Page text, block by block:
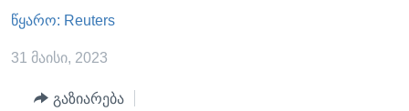
ᲛᲡᲝᲤᲚᲘᲝ
ᲕᲘᲓᲔᲝᲔᲑᲘ
ᲒᲐᲓᲐᲪᲔᲛᲔᲑᲘ
წყარო: Reuters
31 მაისი, 2023
გაზიარება